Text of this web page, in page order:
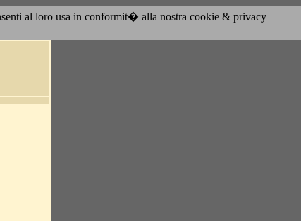
al loro usa in conformit� alla nostra cookie & privacy